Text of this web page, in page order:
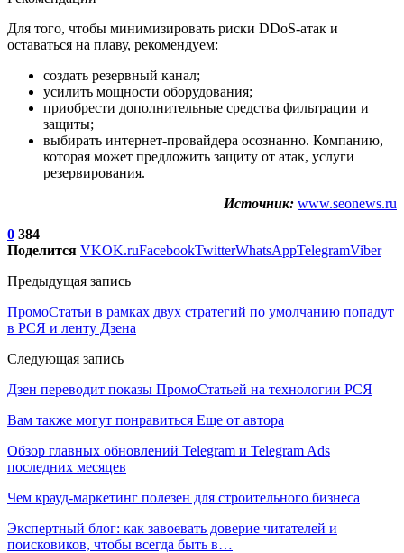
Для того, чтобы минимизировать риски DDoS-атак и
оставаться на плаву, рекомендуем:
создать резервный канал;
усилить мощности оборудования;
приобрести дополнительные средства фильтрации и
защиты;
выбирать интернет-провайдера осознанно. Компанию,
которая может предложить защиту от атак, услуги
резервирования.
Источник: www.seonews.ru
0 384
Поделится VKOK.ruFacebookTwitterWhatsAppTelegramViber
Предыдущая запись
ПромоСтатьи в рамках двух стратегий по умолчанию попадут
в РСЯ и ленту Дзена
Следующая запись
Дзен переводит показы ПромоСтатьей на технологии РСЯ
Вам также могут понравиться Еще от автора
Обзор главных обновлений Telegram и Telegram Ads
последних месяцев
Чем крауд-маркетинг полезен для строительного бизнеса
Экспертный блог: как завоевать доверие читателей и
поисковиков, чтобы всегда быть в…